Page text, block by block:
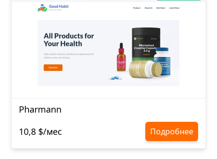
Pharmann
10,8 $/мес
Подробнее